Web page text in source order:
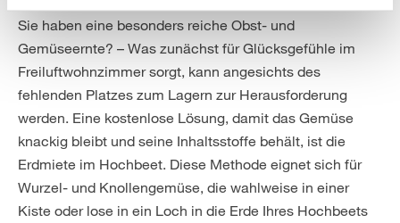
Sie haben eine besonders reiche Obst- und
Gemüseernte? – Was zunächst für Glücksgefühle im
Freiluftwohnzimmer sorgt, kann angesichts des
fehlenden Platzes zum Lagern zur Herausforderung
werden. Eine kostenlose Lösung, damit das Gemüse
knackig bleibt und seine Inhaltsstoffe behält, ist die
Erdmiete im Hochbeet. Diese Methode eignet sich für
Wurzel- und Knollengemüse, die wahlweise in einer
Kiste oder lose in ein Loch in die Erde Ihres Hochbeets